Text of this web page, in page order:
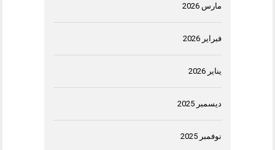
مارس 2026
فبراير 2026
يناير 2026
ديسمبر 2025
نوفمبر 2025